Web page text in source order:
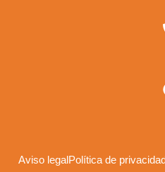
Aviso legalPolítica de